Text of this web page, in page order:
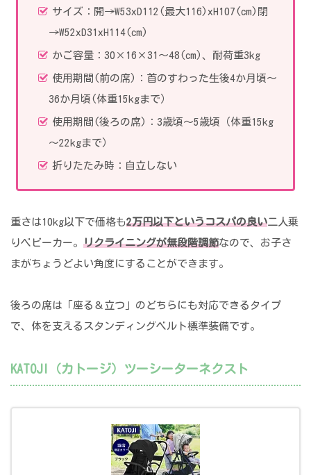
サイズ：開→W53xD112(最大116)xH107(cm)閉
→W52xD31xH114(cm)
かご容量：30×16×31～48(cm)、耐荷重3kg
使用期間(前の席)：首のすわった生後4か月頃～
36か月頃(体重15kgまで）
使用期間(後ろの席)：3歳頃～5歳頃（体重15kg
～22kgまで）
折りたたみ時：自立しない
重さは10kg以下で価格も2万円以下というコスパの良い二人乗
りベビーカー。 リクライニングが無段階調節なので、お子さ
まがちょうどよい角度にすることができます。
後ろの席は「座る＆立つ」のどちらにも対応できるタイプ
で、体を支えるスタンディングベルト標準装備です。
KATOJI（カトージ）ツーシーターネクスト